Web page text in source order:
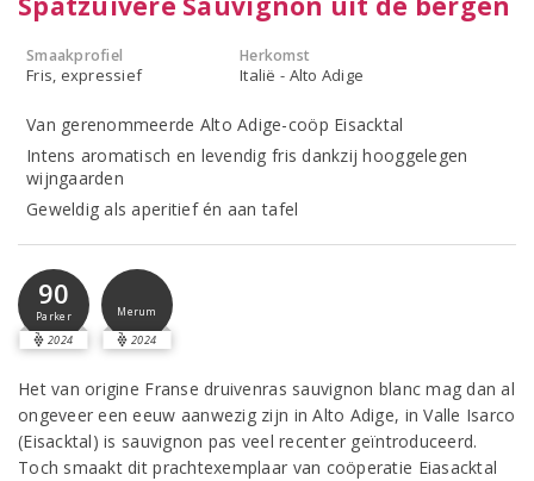
Smaakprofiel
Fris, expressief
Herkomst
Italië - Alto Adige
Van gerenommeerde Alto Adige-coöp Eisacktal
Intens aromatisch en levendig fris dankzij hooggelegen
wijngaarden
Geweldig als aperitief én aan tafel
90
Parker
2024
Merum
2024
Het van origine Franse druivenras sauvignon blanc mag dan al
ongeveer een eeuw aanwezig zijn in Alto Adige, in Valle Isarco
(Eisacktal) is sauvignon pas veel recenter geïntroduceerd.
Toch smaakt dit prachtexemplaar van coöperatie Eiasacktal